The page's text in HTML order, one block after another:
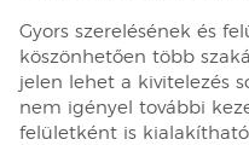
Gyors szerelésének és
köszönhetően több
jelen lehet a kivitelezés
nem igényel további
felületként is